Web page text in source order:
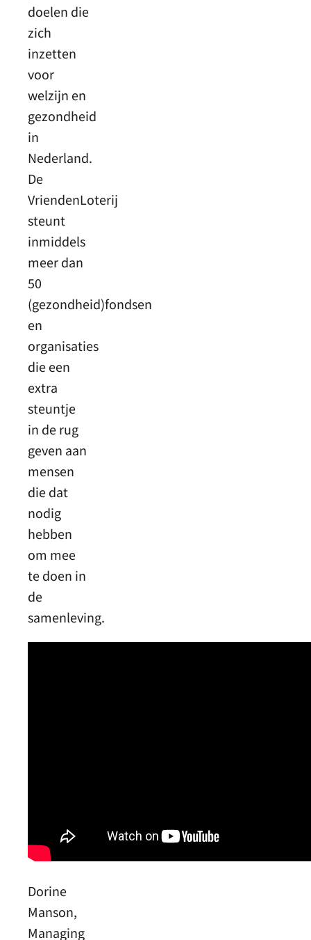
doelen die
zich
inzetten
voor
welzijn en
gezondheid
in
Nederland.
De
VriendenLoterij
steunt
inmiddels
meer dan
50
(gezondheid)fondsen
en
organisaties
die een
extra
steuntje
in de rug
geven aan
mensen
die dat
nodig
hebben
om mee
te doen in
de
samenleving.
Dorine
Manson,
Managing